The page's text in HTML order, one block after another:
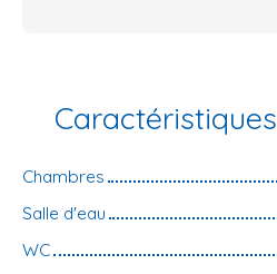
Caractéristiques
Chambres
Salle d'eau
WC